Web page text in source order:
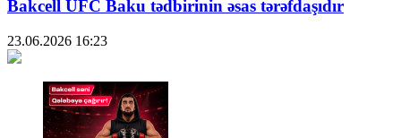
Bakcell UFC Baku tədbirinin əsas tərəfdaşıdır
23.06.2026 16:23